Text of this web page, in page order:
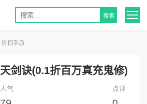
折扣手游
天剑诀(0.1折百万真充鬼修)
人气 点评